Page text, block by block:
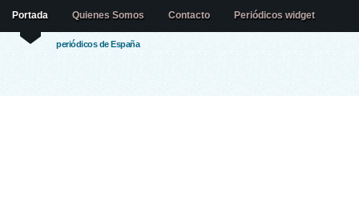
periódicos de España
Portada Quienes Somos Contacto Periódicos widget